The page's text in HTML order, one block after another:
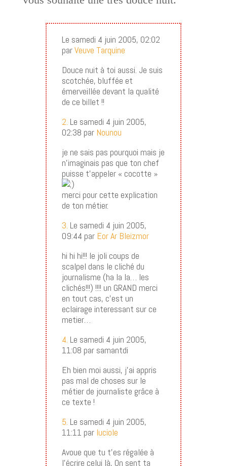
Le samedi 4 juin 2005, 02:02
parVeuve Tarquine
Douce nuit à toi aussi. Je suis
scotchée, bluffée et
émerveillée devant la qualité
de ce billet !!
2. Le samedi 4 juin 2005,
02:38 par Nounou
je ne sais pas pourquoi mais je
n’imaginais pas que ton chef
puisse t’appeler « cocotte »
merci pour cette explication
de ton métier.
3. Le samedi 4 juin 2005,
09:44 par Eor Ar Bleizmor
hi hi hi!!! le joli coups de
scalpel dans le cliché du
journalisme (ha la la… les
clichés!!!) !!!! un GRAND merci
en tout cas, c’est un
eclairage interessant sur ce
metier…
4. Le samedi 4 juin 2005,
11:08 par samantdi
Eh bien moi aussi, j’ai appris
pas mal de choses sur le
métier de journaliste grâce à
ce texte !
5. Le samedi 4 juin 2005,
11:11 par luciole
Avoue que tu t’es régalée à
l’écrire celui là, On sent ta